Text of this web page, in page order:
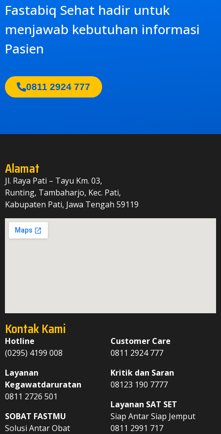
Fastabiq Sehat hadir untuk
menjawab kebutuhan informasi
Pasien
0811 2924 777
Alamat
Jl. Raya Pati – Tayu Km. 03,
Runting, Tambaharjo, Kec. Pati,
Kabupaten Pati, Jawa Tengah 59119
Kontak Kami
Hotline
(0295) 4199 008
Layanan
Kegawatdaruratan
0811 2726 501
SOBAT FASTMU
Solusi Antar Obat
Customer Care
0811 2924 777
Kritik dan Saran
08123 190 7777
Layanan SAT SET
Siap Antar Siap Jemput
0811 2991 717